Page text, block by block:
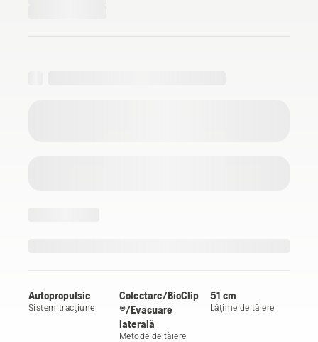
Autopropulsie
Sistem tracţiune
Colectare/BioClip
®/Evacuare
laterală
Metode de tăiere
51 cm
Lăţime de tăiere